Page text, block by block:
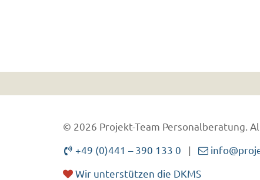
© 2026 Projekt-Team Personalberatung.
+49 (0)441 – 390 133 0 |
Wir unterstützen die DKMS